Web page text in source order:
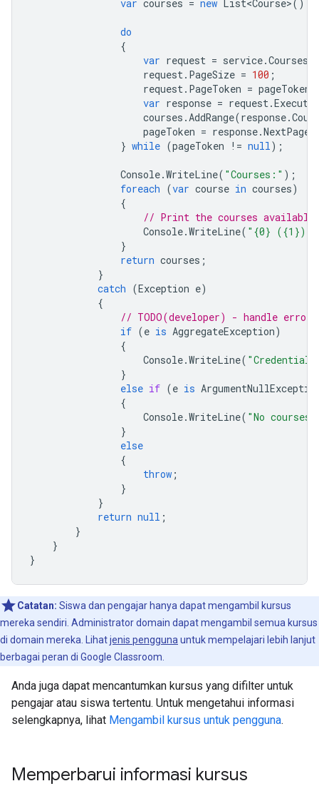
var courses = new List<Course>();
do
{
var request = service.Courses
request. PageSize = 100 ;
request. PageToken = pageToken
var response = request.Execute
courses .AddRange(response.
pageToken = response.
} while (pageToken != null);
Console.WriteLine( "Courses:" );
foreach (var course in courses)
{
// Print the courses available
Console.WriteLine( "{0} ({1})"
}
return courses ;
}
catch (Exception e)
{
// TODO(developer) - handle error
if (e is AggregateException)
{
Console.WriteLine( "Credential
}
else if (e is
{
Console.WriteLine( "No courses
}
else
{
throw ;
}
}
return null ;
}
}
}
Catatan: Siswa dan pengajar hanya dapat mengambil kursus
mereka sendiri. Administrator domain dapat mengambil semua kursus
di domain mereka. Lihatjenis pengguna untuk mempelajari lebih lanjut
berbagai peran di Google Classroom.
Anda juga dapat mencantumkan kursus yang difilter untuk
pengajar atau siswa tertentu. Untuk mengetahui informasi
selengkapnya, lihat Mengambil kursus untuk pengguna.
Memperbarui informasi kursus